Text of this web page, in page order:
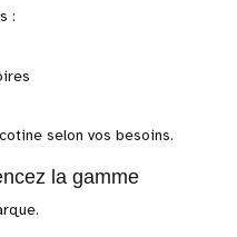
:
selon vos besoins.
la gamme